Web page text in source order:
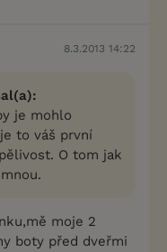
8.3.2013 14:22
je mohlo
to váš první
O tom jak
moje 2
boty před dveřmi